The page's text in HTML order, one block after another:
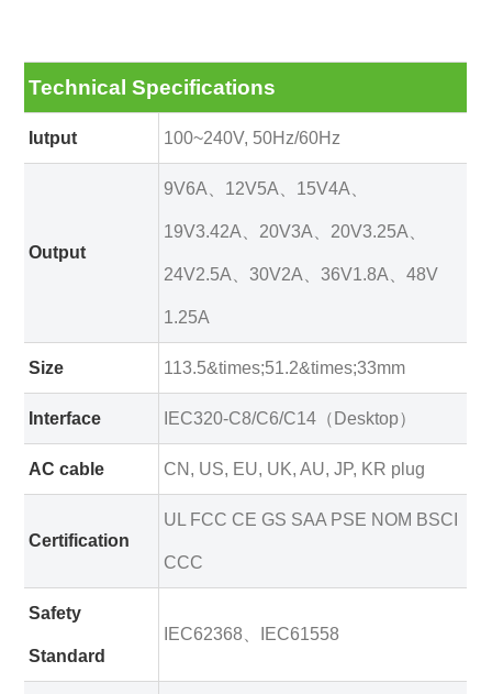
Technical Specifications
Iutput 100~240V, 50Hz/60Hz
Output
9V6A、12V5A、15V4A、
19V3.42A、20V3A、20V3.25A、
24V2.5A、30V2A、36V1.8A、48V
1.25A
Size 113.5&times;51.2&times;33mm
Interface IEC320-C8/C6/C14（Desktop）
AC cable CN, US, EU, UK, AU, JP, KR plug
Certification
UL FCC CE GS SAA PSE NOM BSCI
CCC
Safety
Standard
IEC62368、IEC61558